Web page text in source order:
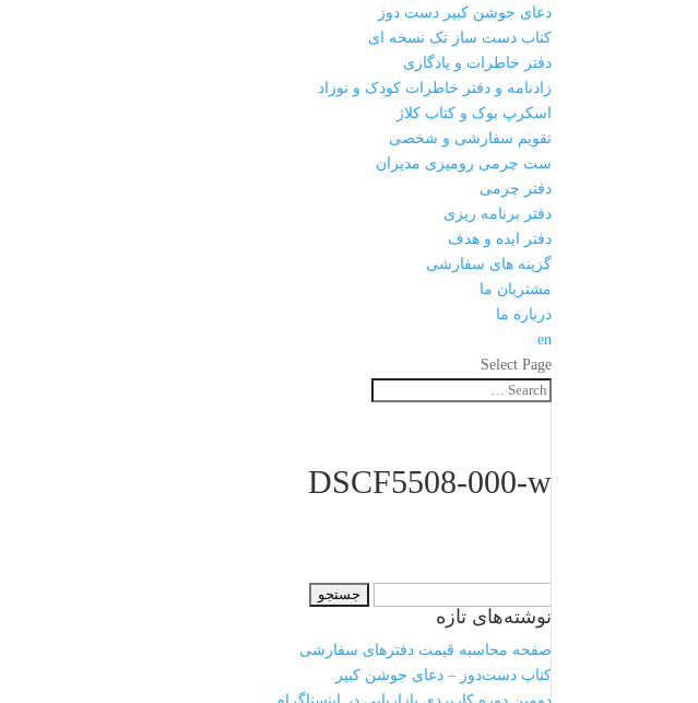
دعای جوشن کبیر دست دوز
کتاب دست ساز تک نسخه ای
دفتر خاطرات و یادگاری
زادنامه و دفتر خاطرات کودک و نوزاد
اسکرپ بوک و کتاب کلاژ
تقویم سفارشی و شخصی
ست چرمی رومیزی مدیران
دفتر چرمی
دفتر برنامه ریزی
دفتر ایده و هدف
گزینه های سفارشی
مشتریان ما
درباره ما
en
Select Page
DSCF5508-000-w
برای:
نوشته‌های تازه
صفحه محاسبه قیمت دفترهای سفارشی
کتاب دست‌دوز – دعای جوشن کبیر